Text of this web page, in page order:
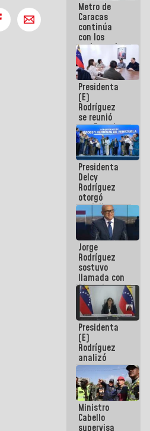
Metro de
Caracas
continúa
con los
trabajos de
mantenimiento
e inspección
en la Línea 2
Presidenta
(E)
Rodríguez
se reunió
con Estado
Mayor
Eléctrico
para
abordar
planes de
acción
Presidenta
Delcy
Rodríguez
otorgó
medalla
"Héroe de
Venezuela"
a servidores
públicos
Jorge
Rodríguez
sostuvo
llamada con
Dinorah
Figuera y
acuerdan
primer
encuentro
presencial
para el
diálogo
Presidenta
(E)
Rodríguez
analizó
junto a
gobernadores
planes de
recuperación
del Sistema
Eléctrico
Ministro
Cabello
supervisa